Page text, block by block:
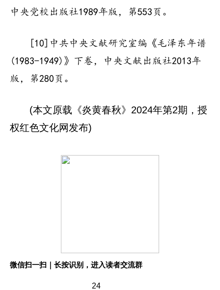
中央党校出版社1989年版，第553页。
[10]中共中央文献研究室编《毛泽东年谱
(1983-1949)》下卷，中央文献出版社2013年
版，第280页。
(本文原载《炎黄春秋》2024年第2期，授
权红色文化网发布)
微信扫一扫｜长按识别，进入读者交流群
24